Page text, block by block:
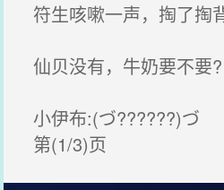
符生咳嗽一声，掏了掏
仙贝没有，牛奶要不要?
小伊布:(づ??????)づ
第(1/3)页